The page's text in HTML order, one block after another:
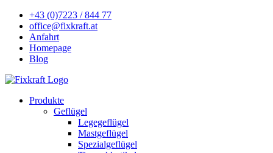
+43 (0)7223 / 844 77
office@fixkraft.at
Anfahrt
Homepage
Blog
Produkte
Geflügel
Legegeflügel
Mastgeflügel
Spezialgeflügel